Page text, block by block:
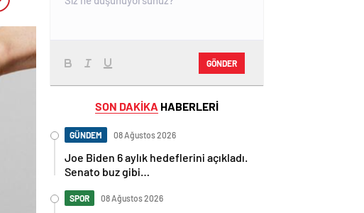
GÖNDER
SON DAKİKA HABERLERİ
GÜNDEM 08 Ağustos 2026
Joe Biden 6 aylık hedeflerini açıkladı.
Senato buz gibi…
SPOR 08 Ağustos 2026